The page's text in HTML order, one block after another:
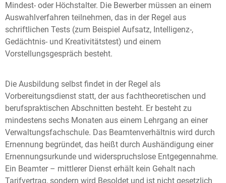
Mindest- oder Höchstalter. Die Bewerber müssen an einem
Auswahlverfahren teilnehmen, das in der Regel aus
schriftlichen Tests (zum Beispiel Aufsatz, Intelligenz-,
Gedächtnis- und Kreativitätstest) und einem
Vorstellungsgespräch besteht.
Die Ausbildung selbst findet in der Regel als
Vorbereitungsdienst statt, der aus fachtheoretischen und
berufspraktischen Abschnitten besteht. Er besteht zu
mindestens sechs Monaten aus einem Lehrgang an einer
Verwaltungsfachschule. Das Beamtenverhältnis wird durch
Ernennung begründet, das heißt durch Aushändigung einer
Ernennungsurkunde und widerspruchslose Entgegennahme.
Ein Beamter – mittlerer Dienst erhält kein Gehalt nach
Tarifvertrag, sondern wird Besoldet und ist nicht gesetzlich